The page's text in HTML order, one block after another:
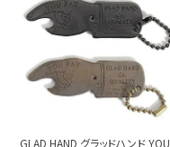
GLAD HAND グラッドハンド YOU